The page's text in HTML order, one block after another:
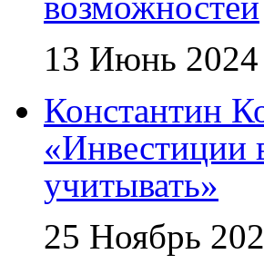
13 Июнь 2024
Константин
«Инвестиции
учитывать»
25 Ноябрь